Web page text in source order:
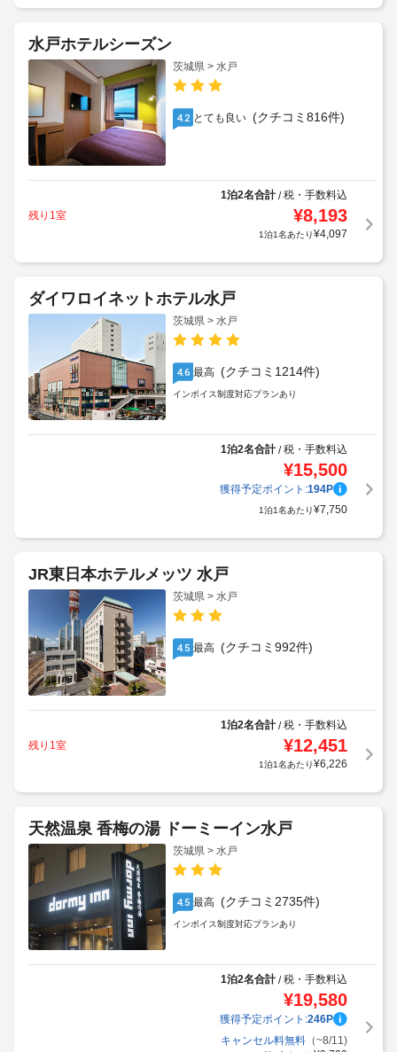
水戸ホテルシーズン
茨城県 > 水戸
4.2 とても良い (クチコミ816件)
1泊2名合計/税・手数料込
残り1室
¥8,193
1泊1名あたり¥4,097
ダイワロイネットホテル水戸
茨城県 > 水戸
4.6 最高 (クチコミ1214件)
インボイス制度対応プランあり
1泊2名合計/税・手数料込
¥15,500
獲得予定ポイント:194P
1泊1名あたり¥7,750
JR東日本ホテルメッツ 水戸
茨城県 > 水戸
4.5 最高 (クチコミ992件)
1泊2名合計/税・手数料込
残り1室
¥12,451
1泊1名あたり¥6,226
天然温泉 香梅の湯 ドーミーイン水戸
茨城県 > 水戸
4.5 最高 (クチコミ2735件)
インボイス制度対応プランあり
1泊2名合計/税・手数料込
¥19,580
獲得予定ポイント:246P
キャンセル料無料（~8/11)